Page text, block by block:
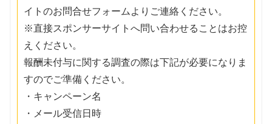
イトのお問合せフォームよりご連絡ください。
※直接スポンサーサイトへ問い合わせることはお控
えください。
報酬未付与に関する調査の際は下記が必要になりま
すのでご準備ください。
・キャンペーン名
・メール受信日時